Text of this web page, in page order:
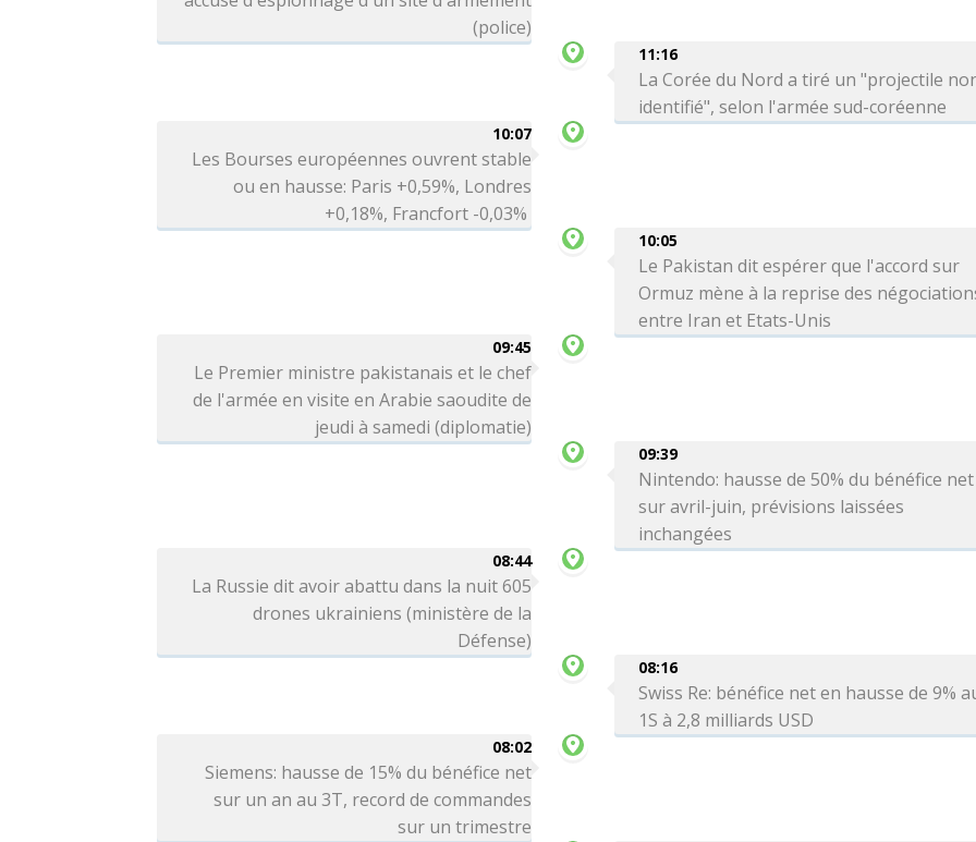
(police)
11:16
La Corée du Nord a tiré un "projectile
identifié", selon l'armée sud-coréenne
10:07
Les Bourses européennes ouvrent stable
ou en hausse: Paris +0,59%, Londres
+0,18%, Francfort -0,03%
10:05
Le Pakistan dit espérer que l'accord sur
Ormuz mène à la reprise des
entre Iran et Etats-Unis
09:45
Le Premier ministre pakistanais et le chef
de l'armée en visite en Arabie saoudite de
jeudi à samedi (diplomatie)
09:39
Nintendo: hausse de 50% du bénéfice net
sur avril-juin, prévisions laissées
inchangées
08:44
La Russie dit avoir abattu dans la nuit 605
drones ukrainiens (ministère de la
Défense)
08:16
Swiss Re: bénéfice net en hausse de 9%
1S à 2,8 milliards USD
08:02
Siemens: hausse de 15% du bénéfice net
sur un an au 3T, record de commandes
sur un trimestre